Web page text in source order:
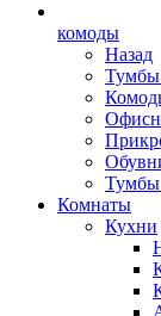
комоды
Назад
Комнаты
Кухни